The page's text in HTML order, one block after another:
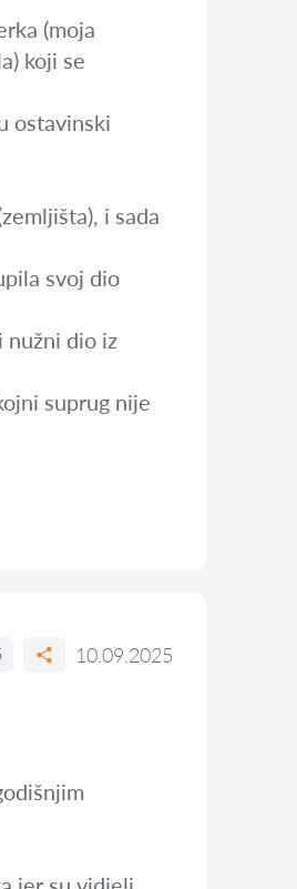
(moja
koji se
ostavinski
i sada
svoj dio
nužni dio iz
suprug nije
10.09.2025